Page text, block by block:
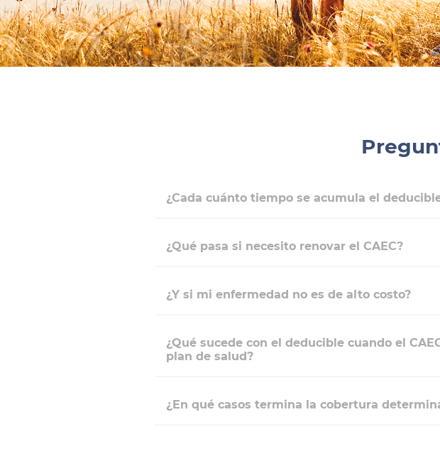
¿Cada cuánto tiempo se acumula el
¿Qué pasa si necesito renovar el CAEC?
¿Y si mi enfermedad no es de alto costo?
¿Qué sucede con el deducible cuando el
plan de salud?
¿En qué casos termina la cobertura